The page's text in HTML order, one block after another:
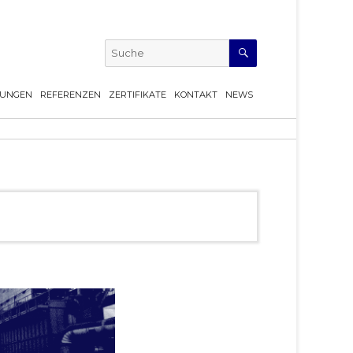
Suchen SUCHE
REFERENZEN ZERTIFIKATE KONTAKT NEWS